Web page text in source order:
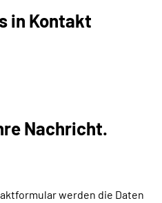
in Kontakt
Nachricht.
werden die Daten